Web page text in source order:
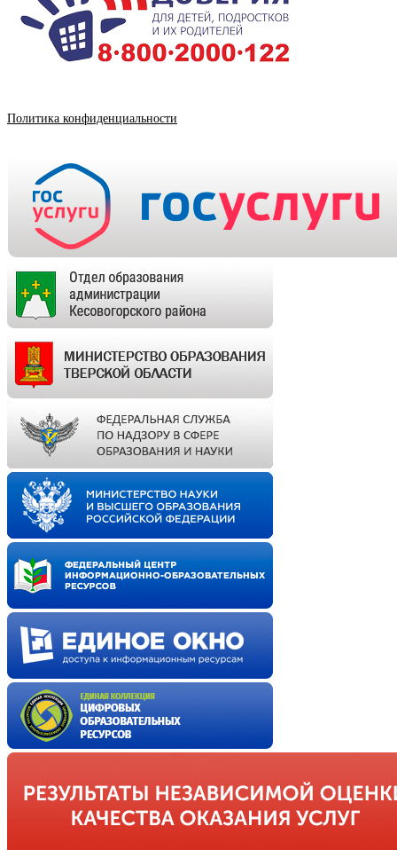
Политика конфиденциальности